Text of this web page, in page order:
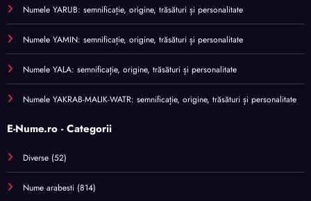
Numele YARUB: semnificație, origine, trăsături și personalitate
Numele YAMIN: semnificație, origine, trăsături și personalitate
Numele YALA: semnificație, origine, trăsături și personalitate
Numele YAKRAB-MALIK-WATR: semnificație, origine, trăsături și personalitate
E-Nume.ro - Categorii
Diverse (52)
Nume arabesti (814)